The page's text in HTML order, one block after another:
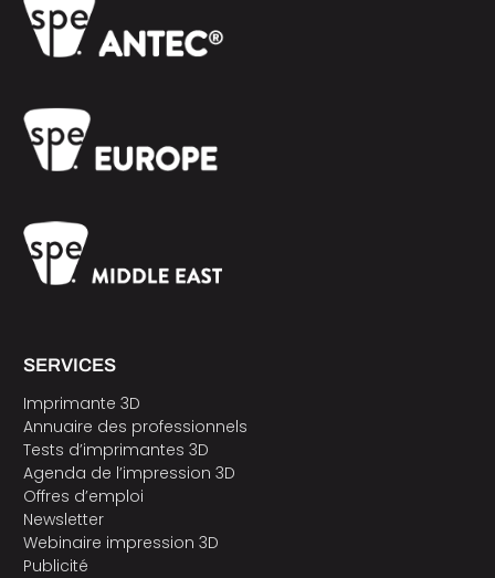
SERVICES
Imprimante 3D
Annuaire des professionnels
Tests d’imprimantes 3D
Agenda de l’impression 3D
Offres d’emploi
Newsletter
Webinaire impression 3D
Publicité